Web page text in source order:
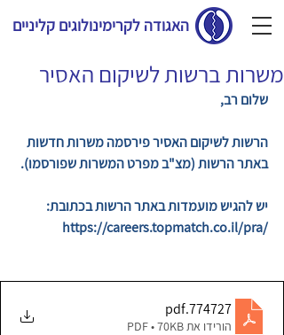
האגודה לקרימינולוגים קליניים
משרות ברשות לשיקום האסיר
שלום רב,
הרשות לשיקום האסיר פירסמה משרות חדשות
באתר הרשות (מצ"ב מפרט המשרות שפורסמו).
יש להגיש מועמדות באתר הרשות בכתובת:
https://careers.topmatch.co.il/pra/
774727
.pdf
הורידו את PDF • 70KB